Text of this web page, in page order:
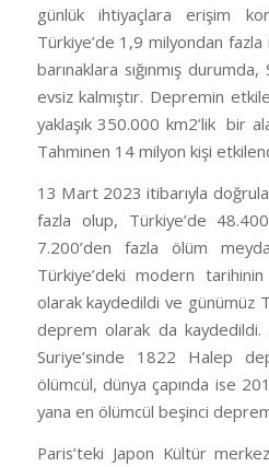
günlük ihtiyaçlara erişim
Türkiye’de 1,9 milyondan
barınaklara sığınmış
evsiz kalmıştır. Depremin
yaklaşık 350.000 km2’lik bir
Tahminen 14 milyon kişi
13 Mart 2023 itibarıyla
fazla olup, Türkiye’de
7.200’den fazla ölüm
Türkiye’deki modern
olarak kaydedildi ve günümüz
deprem olarak da kaydedildi.
Suriye’sinde 1822 Halep
ölümcül, dünya çapında ise
yana en ölümcül beşinci
Paris’teki Japon Kültür